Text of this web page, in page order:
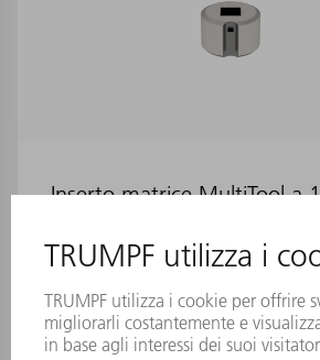
Inserto matrice MultiTool a
Numero materiale:0699814